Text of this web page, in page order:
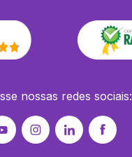
nossas redes sociais: